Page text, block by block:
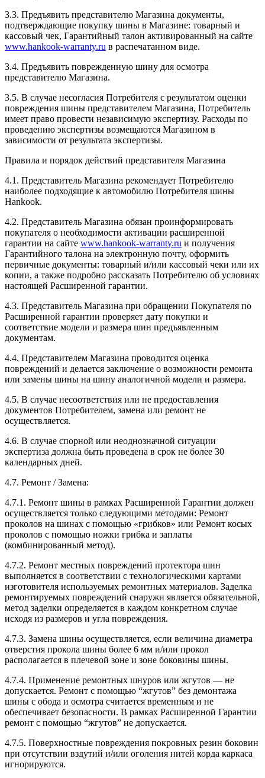
3.3. Предъявить представителю Магазина документы,
подтверждающие покупку шины в Магазине: товарный и
кассовый чек, Гарантийный талон активированный на сайте
www.hankook-warranty.ru в распечатанном виде.
3.4. Предъявить поврежденную шину для осмотра
представителю Магазина.
3.5. В случае несогласия Потребителя с результатом оценки
повреждения шины представителем Магазина, Потребитель
имеет право провести независимую экспертизу. Расходы по
проведению экспертизы возмещаются Магазином в
зависимости от результата экспертизы.
Правила и порядок действий представителя Магазина
4.1. Представитель Магазина рекомендует Потребителю
наиболее подходящие к автомобилю Потребителя шины
Hankook.
4.2. Представитель Магазина обязан проинформировать
покупателя о необходимости активации расширенной
гарантии на сайте www.hankook-warranty.ru и получения
Гарантийного талона на электронную почту, оформить
первичные документы: товарный и/или кассовый чеки или их
копии, а также подробно рассказать Потребителю об условиях
настоящей Расширенной гарантии.
4.3. Представитель Магазина при обращении Покупателя по
Расширенной гарантии проверяет дату покупки и
соответствие модели и размера шин предъявленным
документам.
4.4. Представителем Магазина проводится оценка
повреждений и делается заключение о возможности ремонта
или замены шины на шину аналогичной модели и размера.
4.5. В случае несоответствия или не предоставления
документов Потребителем, замена или ремонт не
осуществляется.
4.6. В случае спорной или неоднозначной ситуации
экспертиза должна быть проведена в срок не более 30
календарных дней.
4.7. Ремонт / Замена:
4.7.1. Ремонт шины в рамках Расширенной Гарантии должен
осуществляется только следующими методами: Ремонт
проколов на шинах с помощью «грибков» или Ремонт косых
проколов с помощью ножки грибка и заплаты
(комбинированный метод).
4.7.2. Ремонт местных повреждений протектора шин
выполняется в соответствии с технологическими картами
изготовителя используемых ремонтных материалов. Заделка
ремонтируемых повреждений снаружи является обязательной,
метод заделки определяется в каждом конкретном случае
исходя из размеров и угла повреждения.
4.7.3. Замена шины осуществляется, если величина диаметра
отверстия прокола шины более 6 мм и/или прокол
располагается в плечевой зоне и зоне боковины шины.
4.7.4. Применение ремонтных шнуров или жгутов — не
допускается. Ремонт с помощью “жгутов” без демонтажа
шины с обода и осмотра считается временным и не
обеспечивает безопасности. В рамках Расширенной Гарантии
ремонт с помощью “жгутов” не допускается.
4.7.5. Поверхностные повреждения покровных резин боковин
при отсутствии вздутий и/или оголения нитей корда каркаса
игнорируются.